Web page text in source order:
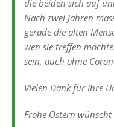
die beiden sich auf
Nach zwei Jahren
gerade die alten
wen sie treffen
sein, auch ohne
Vielen Dank für Ihre
Frohe Ostern wünscht